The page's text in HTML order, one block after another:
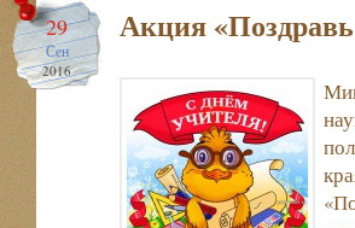
29
Сен
2016
Акция